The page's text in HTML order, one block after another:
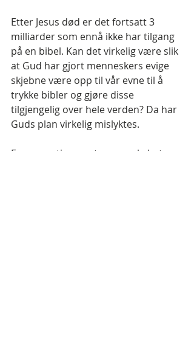
Etter Jesus død er det fortsatt 3
milliarder som ennå ikke har tilgang
på en bibel. Kan det virkelig være slik
at Gud har gjort menneskers evige
skjebne være opp til vår evne til å
trykke bibler og gjøre disse
tilgjengelig over hele verden? Da har
Guds plan virkelig mislyktes.
En annen ting er at menneskeheten